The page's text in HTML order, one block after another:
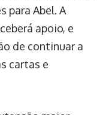
para Abel. A
apoio, e
de continuar a
cartas e